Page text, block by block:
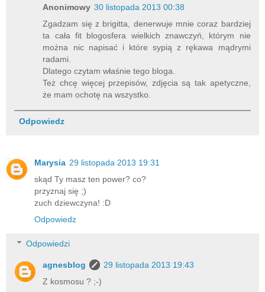
Anonimowy 30 listopada 2013 00:38
Zgadzam się z brigitta, denerwuje mnie coraz bardziej
ta cała fit blogosfera wielkich znawczyń, którym nie
można nic napisać i które sypią z rękawa mądrymi
radami.
Dlatego czytam właśnie tego bloga.
Też chcę więcej przepisów, zdjęcia są tak apetyczne,
że mam ochotę na wszystko.
Odpowiedz
Marysia 29 listopada 2013 19:31
skąd Ty masz ten power? co?
przyznaj się ;)
zuch dziewczyna! :D
Odpowiedz
Odpowiedzi
agnesblog
29 listopada 2013 19:43
Z kosmosu ? ;-)